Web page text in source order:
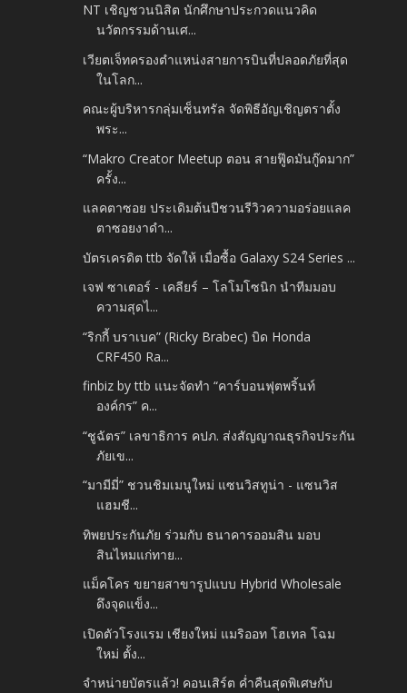
NT เชิญชวนนิสิต นักศึกษาประกวดแนวคิด
นวัตกรรมด้านเศ...
เวียตเจ็ทครองตำแหน่งสายการบินที่ปลอดภัยที่สุด
ในโลก...
คณะผู้บริหารกลุ่มเซ็นทรัล จัดพิธีอัญเชิญตราตั้ง
พระ...
“Makro Creator Meetup ตอน สายฟู๊ดมันกู๊ดมาก”
ครั้ง...
แลคตาซอย ประเดิมต้นปีชวนรีวิวความอร่อยแลค
ตาซอยงาดำ...
บัตรเครดิต ttb จัดให้ เมื่อซื้อ Galaxy S24 Series ...
เจฟ ซาเตอร์ - เคลียร์ – โลโมโซนิก นำทีมมอบ
ความสุดไ...
“ริกกี้ บราเบค” (Ricky Brabec) บิด Honda
CRF450 Ra...
finbiz by ttb แนะจัดทำ “คาร์บอนฟุตพริ้นท์
องค์กร” ค...
“ชูฉัตร” เลขาธิการ คปภ. ส่งสัญญาณธุรกิจประกัน
ภัยเข...
“มามีมี่” ชวนชิมเมนูใหม่ แซนวิสทูน่า - แซนวิส
แฮมชี...
ทิพยประกันภัย ร่วมกับ ธนาคารออมสิน มอบ
สินไหมแก่ทาย...
แม็คโคร ขยายสาขารูปแบบ Hybrid Wholesale
ดึงจุดแข็ง...
เปิดตัวโรงแรม เชียงใหม่ แมริออท โฮเทล โฉม
ใหม่ ตั้ง...
จำหน่ายบัตรแล้ว! คอนเสิร์ต ค่ำคืนสุดพิเศษกับ